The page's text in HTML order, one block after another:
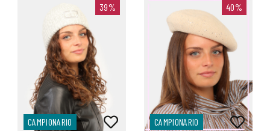
39%
CAMPIONARIO
40%
CAMPIONARIO